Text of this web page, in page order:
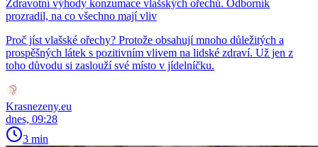
Zdravotní výhody konzumace vlašských ořechů. Odborník
prozradil, na co všechno mají vliv
Proč jíst vlašské ořechy? Protože obsahují mnoho důležitých a
prospěšných látek s pozitivním vlivem na lidské zdraví. Už jen z
toho důvodu si zaslouží své místo v jídelníčku.
Krasnezeny.eu
dnes, 09:28
3 min